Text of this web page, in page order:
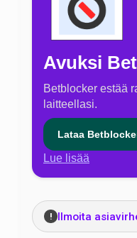
Avuksi
Betblocker estää
laitteellasi.
Lataa
Lue lisää
! Ilmoita